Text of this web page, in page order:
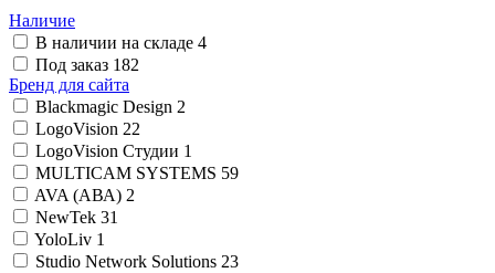
Наличие
В наличии на складе 4
Под заказ 182
Бренд для сайта
Blackmagic Design 2
LogoVision 22
LogoVision Студии 1
MULTICAM SYSTEMS 59
AVA (АВА) 2
NewTek 31
YoloLiv 1
Studio Network Solutions 23